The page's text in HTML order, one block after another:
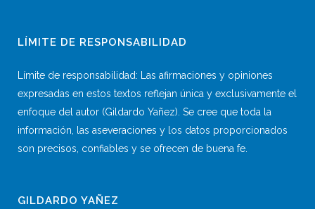
LÍMITE DE RESPONSABILIDAD
Límite de responsabilidad: Las afirmaciones y opiniones
expresadas en estos textos reflejan única y exclusivamente el
enfoque del autor (Gildardo Yañez). Se cree que toda la
información, las aseveraciones y los datos proporcionados
son precisos, confiables y se ofrecen de buena fe.
GILDARDO YAÑEZ